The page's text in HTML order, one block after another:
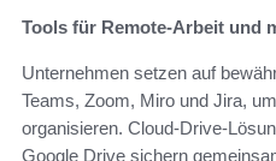
Tools für Remote-Arbeit und
Unternehmen setzen auf
Teams, Zoom, Miro und Jira,
organisieren. Cloud-Drive-
Google Drive sichern